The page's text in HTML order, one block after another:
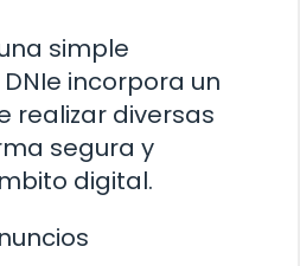
simple
incorpora un
realizar diversas
segura y
digital.